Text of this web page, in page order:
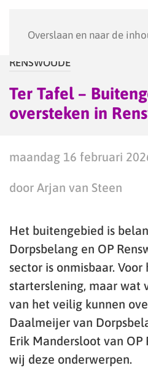
Overslaan en naar de
RENSWOUDE
Ter Tafel –
oversteken in
maandag 16 februari
door Arjan van Steen
Het buitengebied is
Dorpsbelang en OP
sector is onmisbaar.
starterslening, maar wat
van het veilig kunnen
Daalmeijer van
Erik Mandersloot van OP
wij deze onderwerpen.